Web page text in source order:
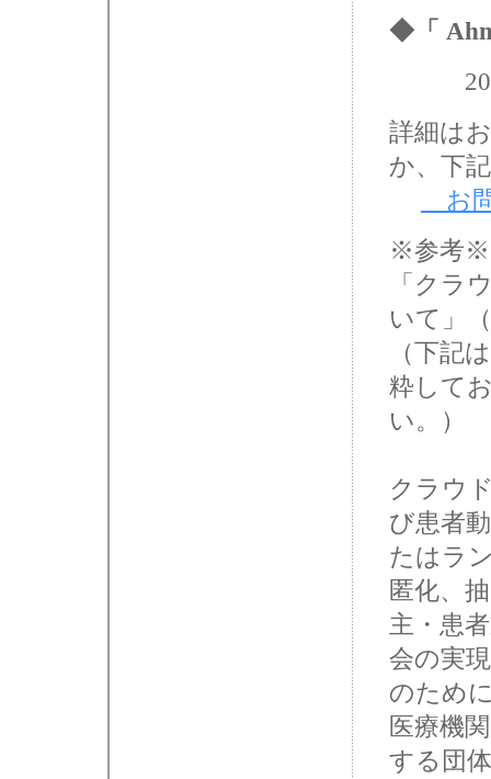
◆「
2020
詳細は
か、下
お
※参考※
「クラ
いて」
（下記
粋して
い。）
クラウ
び患者
たはラ
匿化、
主・患
会の実
のため
医療機
する団